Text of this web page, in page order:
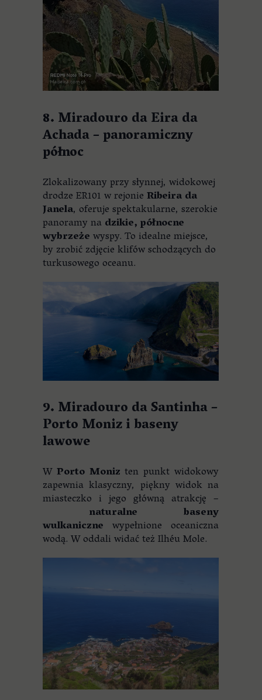
8. Miradouro da Eira da
Achada – panoramiczny
północ
Zlokalizowany przy słynnej, widokowej
drodze ER101 w rejonieRibeira da
Janela, oferuje spektakularne, szerokie
panoramy na dzikie, północne
wybrzeżewyspy. To idealne miejsce,
by zrobić zdjęcie klifów schodzących do
turkusowego oceanu.
9. Miradouro da Santinha –
Porto Moniz i baseny
lawowe
W Porto Moniz ten punkt widokowy
zapewnia klasyczny, piękny widok na
miasteczko i jego główną atrakcję –
naturalne baseny
wulkaniczne wypełnione oceaniczna
wodą. W oddali widać też Ilhéu Mole.